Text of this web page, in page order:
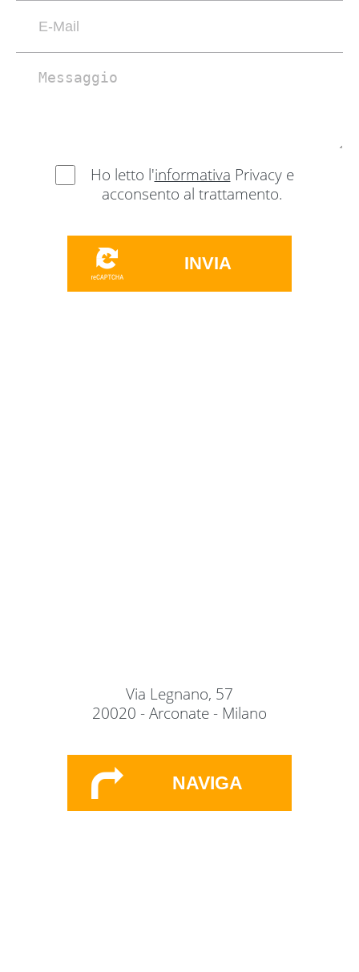
NAVIGA
Via Legnano, 57
20020 - Arconate - Milano
Ho letto l'informativa Privacy e
acconsento al trattamento.
INVIA